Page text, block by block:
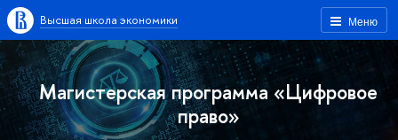
Меню
Высшая школа экономики
Магистерская программа «Цифровое
право»